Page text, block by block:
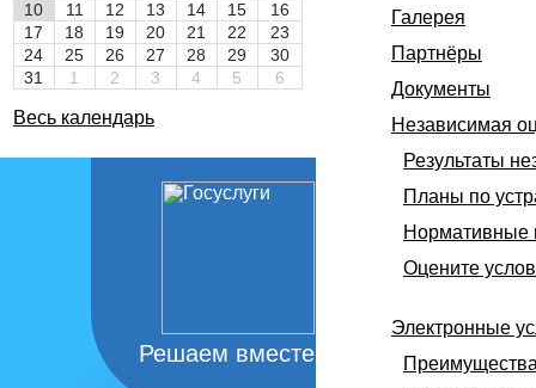
10 11 12 13 14 15
16
17
18 19 20 21 22
23
24
25 26 27 28 29
30
31
1 2 3 4 5 6
Весь календарь
Решаем вместе
Галерея
Партнёры
Документы
Независимая
Результаты
Планы по
Нормативные
Оцените
Электронные